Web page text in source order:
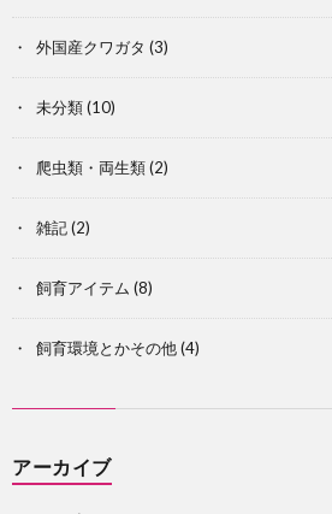
外国産クワガタ (3)
未分類(10)
爬虫類・両生類(2)
雑記(2)
飼育アイテム (8)
飼育環境とかその他(4)
アーカイブ